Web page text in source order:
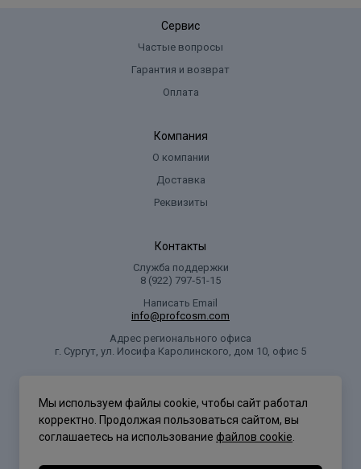
Сервис
Частые вопросы
Гарантия и возврат
Оплата
Компания
О компании
Доставка
Реквизиты
Контакты
Служба поддержки
8 (922) 797‑51-15
Написать Email
info@profcosm.com
Адрес регионального офиса
г. Сургут, ул. Иосифа Каролинского, дом 10, офис 5
Мы используем файлы cookie, чтобы сайт работал
корректно. Продолжая пользоваться сайтом, вы
соглашаетесь на использование файлов cookie